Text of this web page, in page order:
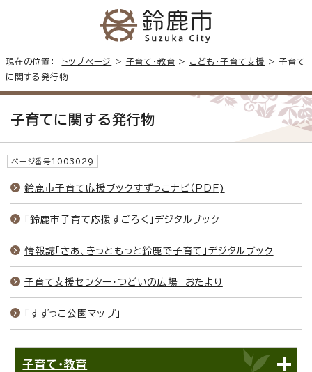
現在の位置： トップページ > 子育て・教育 > こども・子育て支援 > 子育て
に関する発行物
子育てに関する発行物
ページ番号1003029
鈴鹿市子育て応援ブックすずっこナビ（PDF)
「鈴鹿市子育て応援すごろく」デジタルブック
情報誌「さあ、きっともっと鈴鹿で子育て」デジタルブック
子育て支援センター・つどいの広場 おたより
「すずっこ公園マップ」
子育て・教育